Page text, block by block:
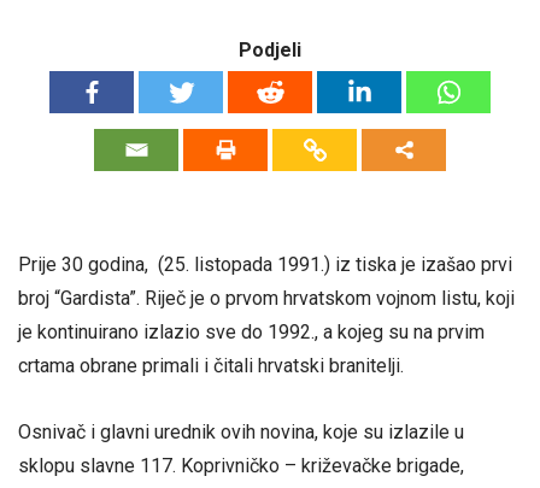
Podjeli
Prije 30 godina, (25. listopada 1991.) iz tiska je izašao prvi
broj “Gardista”. Riječ je o prvom hrvatskom vojnom listu, koji
je kontinuirano izlazio sve do 1992., a kojeg su na prvim
crtama obrane primali i čitali hrvatski branitelji.
Osnivač i glavni urednik ovih novina, koje su izlazile u
sklopu slavne 117. Koprivničko – križevačke brigade,